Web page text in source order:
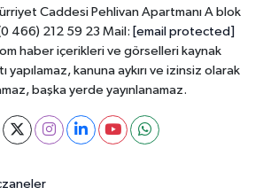
Caddesi Pehlivan Apartmanı A blok
466) 212 59 23 Mail: [email protected]
haber içerikleri ve görselleri kaynak
yapılamaz, kanuna aykırı ve izinsiz olarak
başka yerde yayınlanamaz.